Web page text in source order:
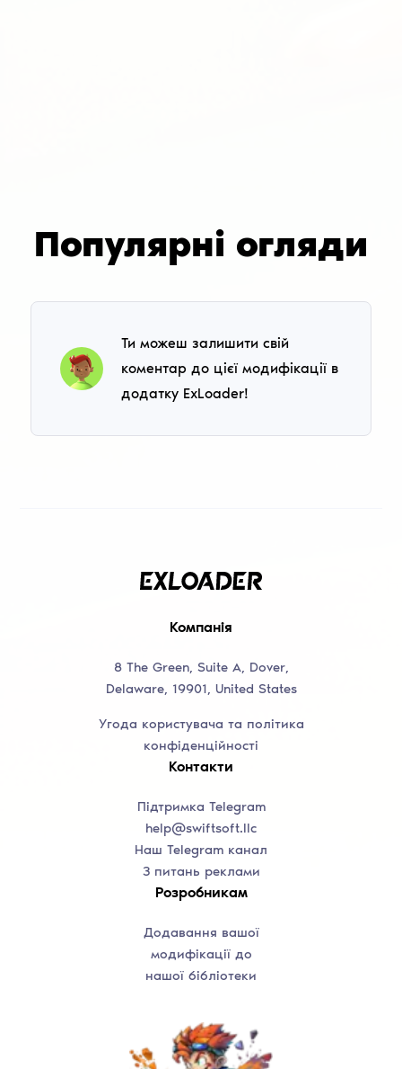
Популярні огляди
Ти можеш залишити свій
коментар до цієї модифікації в
додатку ExLoader!
Компанія
8 The Green, Suite A, Dover,
Delaware, 19901, United States
Угода користувача та політика
конфіденційності
Контакти
Підтримка Telegram
help@swiftsoft.llc
Наш Telegram канал
З питань реклами
Розробникам
Додавання вашої
модифікації до
нашої бібліотеки